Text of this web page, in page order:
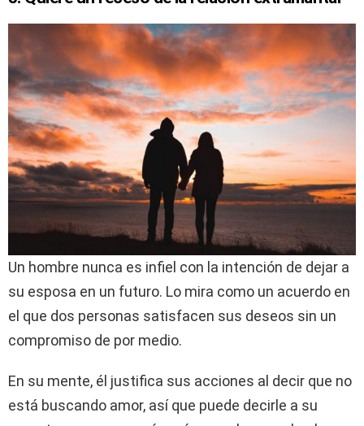
Un hombre nunca es infiel con la intención de dejar a
su esposa en un futuro. Lo mira como un acuerdo en
el que dos personas satisfacen sus deseos sin un
compromiso de por medio.
En su mente, él justifica sus acciones al decir que no
está buscando amor, así que puede decirle a su